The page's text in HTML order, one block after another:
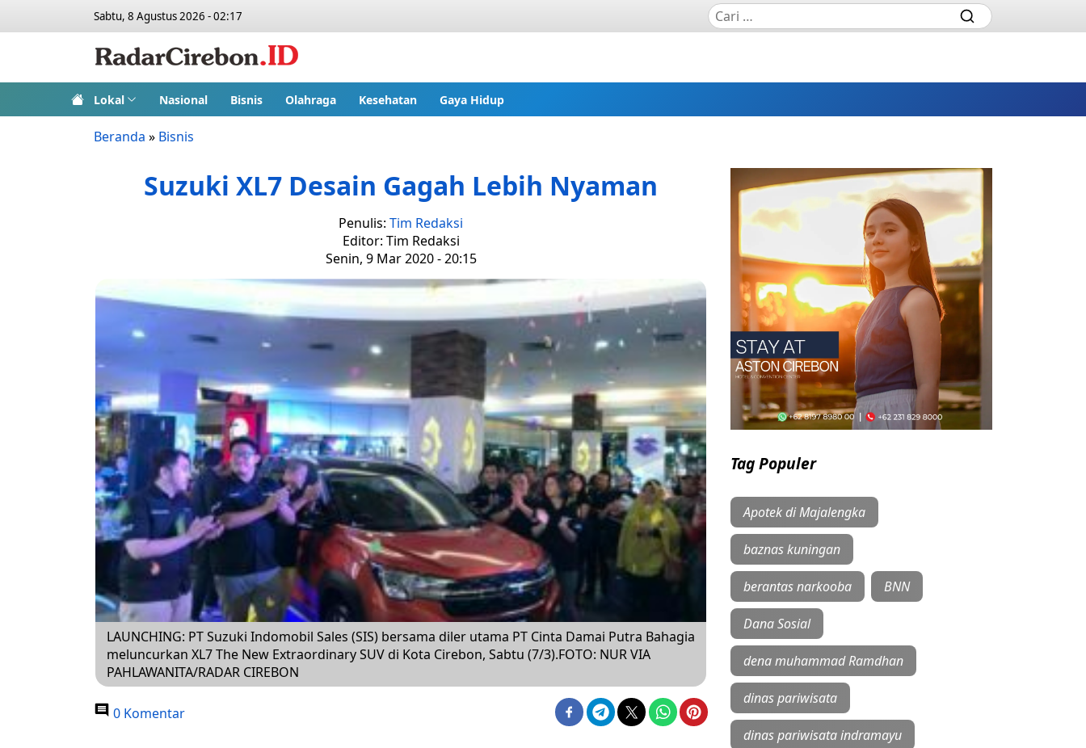
Sabtu, 8 Agustus 2026 - 02:17
Lokal Nasional Bisnis Olahraga Kesehatan Gaya Hidup
Beranda » Bisnis
Suzuki XL7 Desain Gagah Lebih Nyaman
Penulis: Tim Redaksi
Editor: Tim Redaksi
Senin, 9 Mar 2020 - 20:15
LAUNCHING: PT Suzuki Indomobil Sales (SIS) bersama diler utama PT Cinta Damai Putra Bahagia
meluncurkan XL7 The New Extraordinary SUV di Kota Cirebon, Sabtu (7/3).FOTO: NUR VIA
PAHLAWANITA/RADAR CIREBON
0 Komentar
Tag Populer
Apotek di Majalengka
baznas kuningan
berantas narkooba BNN
Dana Sosial
dena muhammad Ramdhan
dinas pariwisata
dinas pariwisata indramayu